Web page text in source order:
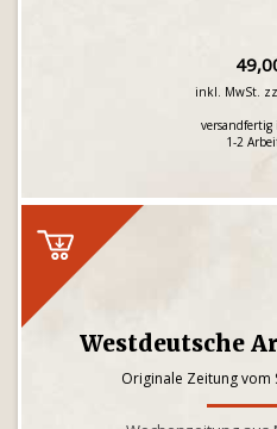
inkl. MwSt.
1-2
Westdeutsche
Originale Zeitung vom